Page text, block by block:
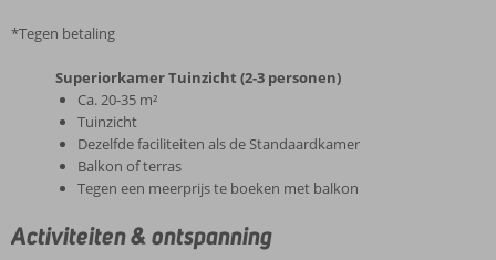
*Tegen betaling
Superiorkamer Tuinzicht (2-3 personen)
Ca. 20-35 m²
Tuinzicht
Dezelfde faciliteiten als de Standaardkamer
Balkon of terras
Tegen een meerprijs te boeken met balkon
Activiteiten & ontspanning